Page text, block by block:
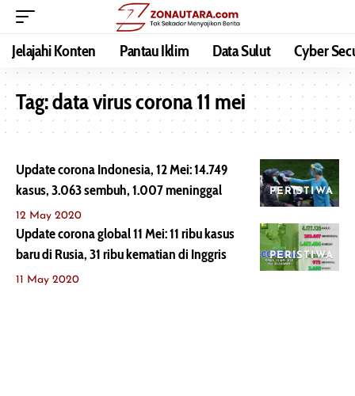
Jelajahi Konten Pantau Iklim Data Sulut Cyber
Tag:data virus corona 11 mei
PERISTIWA
Update corona Indonesia, 12 Mei: 14.749
kasus, 3.063 sembuh, 1.007 meninggal
12 May 2020
PERISTIWA
Update corona global 11 Mei: 11 ribu kasus
baru di Rusia, 31 ribu kematian di Inggris
11 May 2020